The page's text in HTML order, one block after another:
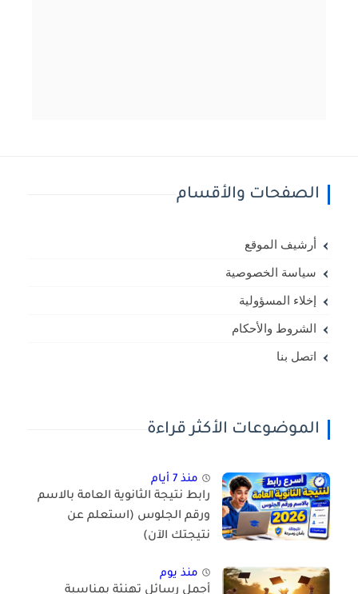
الصفحات والأقسام
أرشيف الموقع
سياسة الخصوصية
إخلاء المسؤولية
الشروط والأحكام
اتصل بنا
الموضوعات الأكثر قراءة
منذ 7 أيام
رابط نتيجة الثانوية العامة بالاسم
ورقم الجلوس (استعلم عن
نتيجتك الآن)
منذ يوم
أجمل رسائل تهنئة بمناسبة